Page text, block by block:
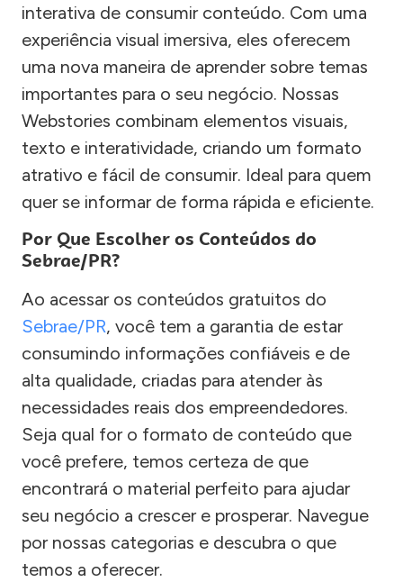
interativa de consumir conteúdo. Com uma
experiência visual imersiva, eles oferecem
uma nova maneira de aprender sobre temas
importantes para o seu negócio. Nossas
Webstories combinam elementos visuais,
texto e interatividade, criando um formato
atrativo e fácil de consumir. Ideal para quem
quer se informar de forma rápida e eficiente.
Por Que Escolher os Conteúdos do
Sebrae/PR?
Ao acessar os conteúdos gratuitos do
Sebrae/PR, você tem a garantia de estar
consumindo informações confiáveis e de
alta qualidade, criadas para atender às
necessidades reais dos empreendedores.
Seja qual for o formato de conteúdo que
você prefere, temos certeza de que
encontrará o material perfeito para ajudar
seu negócio a crescer e prosperar. Navegue
por nossas categorias e descubra o que
temos a oferecer.